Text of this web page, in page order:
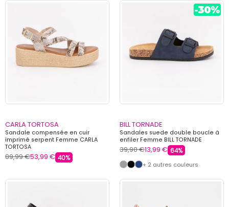
CARLA TORTOSA
Sandale compensée en cuir
imprimé serpent Femme CARLA
TORTOSA
89,99 €53,99 € 40%
BILL TORNADE
Sandales suede double boucle à
enfiler Femme BILL TORNADE
39,90 €13,99 € 64%
+ 2 autres couleurs